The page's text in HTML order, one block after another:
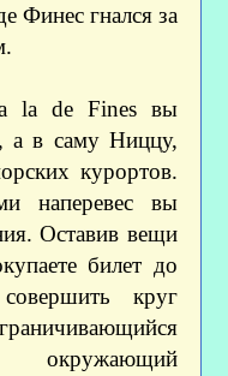
Финес гнался за
la de Fines вы
а в саму Ниццу,
курортов.
наперевес вы
Оставив вещи
билет до
круг
окружающий